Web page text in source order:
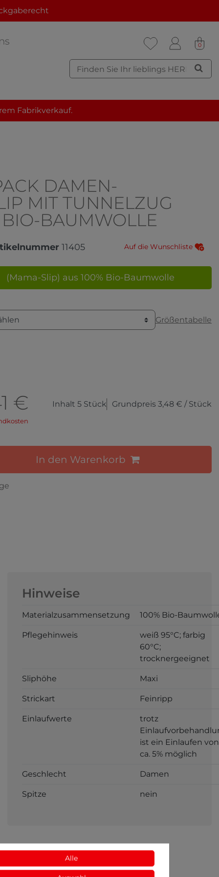
0
Fabrikverkauf.
DAMEN-
MIT TUNNELZUG
BIO-BAUMWOLLE
11405 Auf die Wunschliste
(Mama-Slip) aus 100% Bio-Baumwolle
Größentabelle
€ Inhalt 5 Stück Grundpreis 3,48 € / Stück
In den Warenkorb
Hinweise
Materialzusammensetzung 100% Bio-
Pflegehinweis
weiß 95°C; farbig
60°C;
trocknergeeignet
Sliphöhe Maxi
Strickart Feinripp
Einlaufwerte
trotz
ist ein Einlaufen von
ca. 5% möglich
Geschlecht Damen
Spitze nein
Alle